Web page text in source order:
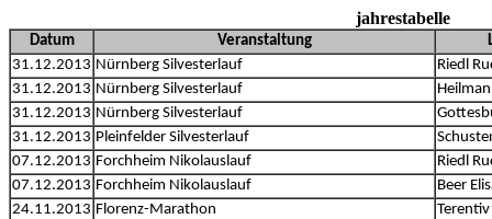
jahrestabelle
Datum Veranstaltung
31.12.2013 Nürnberg Silvesterlauf
Riedl
31.12.2013 Nürnberg Silvesterlauf
31.12.2013 Nürnberg Silvesterlauf
31.12.2013 Pleinfelder Silvesterlauf
07.12.2013 Forchheim Nikolauslauf
Riedl
07.12.2013 Forchheim Nikolauslauf
Beer
24.11.2013 Florenz-Marathon